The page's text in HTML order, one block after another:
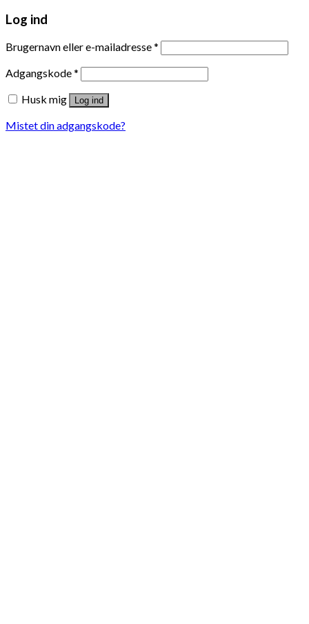
Log ind
Brugernavn eller e-mailadresse*
Adgangskode*
Husk mig
Log ind
Mistet din adgangskode?